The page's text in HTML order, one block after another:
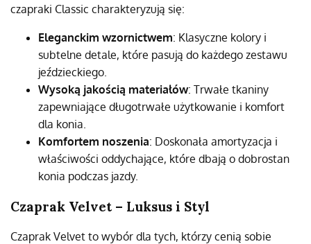
czapraki Classic charakteryzują się:
Eleganckim wzornictwem: Klasyczne kolory i
subtelne detale, które pasują do każdego zestawu
jeździeckiego.
Wysoką jakością materiałów: Trwałe tkaniny
zapewniające długotrwałe użytkowanie i komfort
dla konia.
Komfortem noszenia: Doskonała amortyzacja i
właściwości oddychające, które dbają o dobrostan
konia podczas jazdy.
Czaprak Velvet – Luksus i Styl
Czaprak Velvet to wybór dla tych, którzy cenią sobie